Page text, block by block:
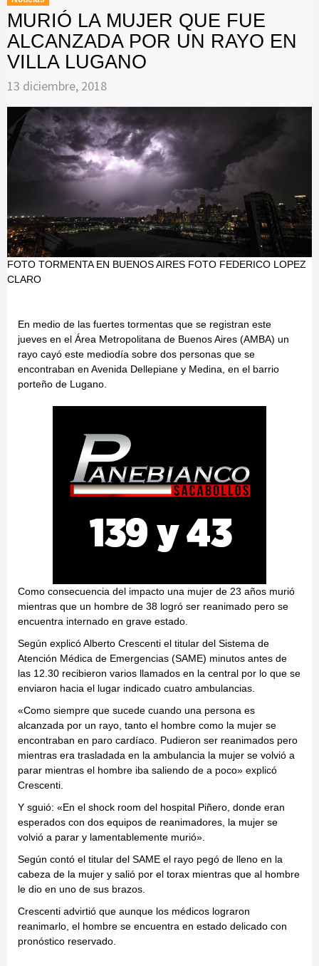
MURIÓ LA MUJER QUE FUE
ALCANZADA POR UN RAYO EN
VILLA LUGANO
13 diciembre, 2018
FOTO TORMENTA EN BUENOS AIRES FOTO FEDERICO LOPEZ
CLARO
En medio de las fuertes tormentas que se registran este
jueves en el Área Metropolitana de Buenos Aires (AMBA) un
rayo cayó este mediodía sobre dos personas que se
encontraban en Avenida Dellepiane y Medina, en el barrio
porteño de Lugano.
Como consecuencia del impacto una mujer de 23 años murió
mientras que un hombre de 38 logró ser reanimado pero se
encuentra internado en grave estado.
Según explicó Alberto Crescenti el titular del Sistema de
Atención Médica de Emergencias (SAME) minutos antes de
las 12.30 recibieron varios llamados en la central por lo que se
enviaron hacia el lugar indicado cuatro ambulancias.
«Como siempre que sucede cuando una persona es
alcanzada por un rayo, tanto el hombre como la mujer se
encontraban en paro cardíaco. Pudieron ser reanimados pero
mientras era trasladada en la ambulancia la mujer se volvió a
parar mientras el hombre iba saliendo de a poco» explicó
Crescenti.
Y sguió: «En el shock room del hospital Piñero, donde eran
esperados con dos equipos de reanimadores, la mujer se
volvió a parar y lamentablemente murió».
Según contó el titular del SAME el rayo pegó de lleno en la
cabeza de la mujer y salió por el torax mientras que al hombre
le dio en uno de sus brazos.
Crescenti advirtió que aunque los médicos lograron
reanimarlo, el hombre se encuentra en estado delicado con
pronóstico reservado.